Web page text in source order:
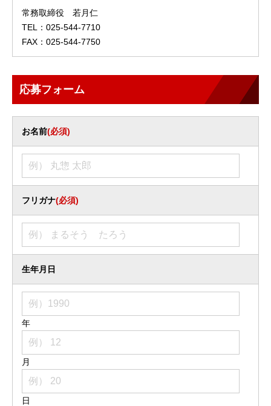
常務取締役 若月仁
TEL：025-544-7710
FAX：025-544-7750
応募フォーム
お名前(必須)
フリガナ(必須)
生年月日
年
月
日